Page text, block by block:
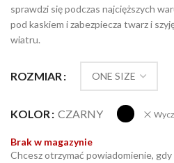
sprawdzi się podczas najcięższych
pod kaskiem i zabezpiecza twarz i
wiatru.
ROZMIAR
KOLOR CZARNY
Brak w magazynie
Chcesz otrzymać powiadomienie,